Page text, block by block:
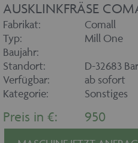
AUSKLINKFRÄSE
Fabrikat:
Comall
Typ:
Mill One
Baujahr:
Standort:
D-32683
Verfügbar:
ab sofort
Kategorie:
Sonstiges
Preis in €: 950